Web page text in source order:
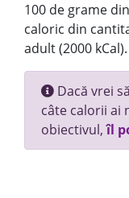
100 de grame
caloric din
adult (2000 kCal).
Dacă vrei
câte calorii ai
obiectivul,îl